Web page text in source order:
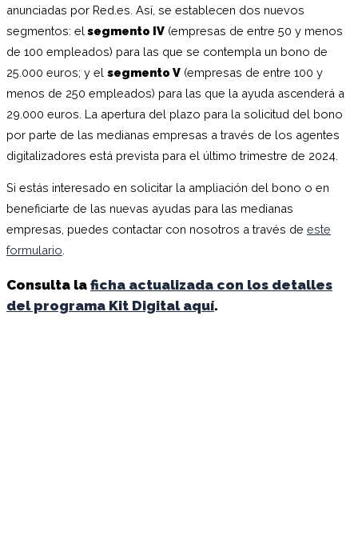
anunciadas por Red.es. Así, se establecen dos nuevos
segmentos: el segmento IV (empresas de entre 50 y menos
de 100 empleados) para las que se contempla un bono de
25.000 euros; y el segmento V (empresas de entre 100 y
menos de 250 empleados) para las que la ayuda ascenderá a
29.000 euros. La apertura del plazo para la solicitud del bono
por parte de las medianas empresas a través de los agentes
digitalizadores está prevista para el último trimestre de 2024.
Si estás interesado en solicitar la ampliación del bono o en
beneficiarte de las nuevas ayudas para las medianas
empresas, puedes contactar con nosotros a través de este
formulario
Consulta la ficha actualizada con los detalles
del programa Kit Digital aquí.